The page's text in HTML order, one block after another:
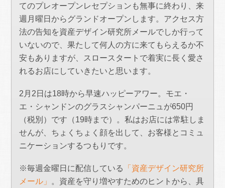
てのプレオープンレセプションも無事に終わり、来
週月曜日からグランドオープンします。アクセス方
法の告知を資産デザイン研究所メールでしか行って
いないので、果たして何人の方に来てもらえるか不
安もありますが、スロースタートで着実に長く愛さ
れるお店にしていきたいと思います。
2月2日は18時から早速ハッピーアワー。モエ・
エ・シャンドンのグラスシャンパーニュが650円
（税別）です（19時まで）。私はお店には常駐しま
せんが、ちょくちょく顔を出して、お客様とコミュ
ニケーションするつもりです。
※毎週金曜日に配信している
「資産デザイン研究所
メール」 。資産を守り増やすためのヒントから、具